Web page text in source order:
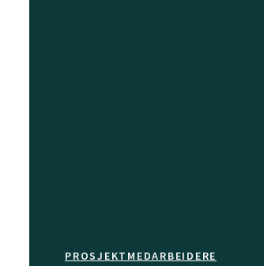
PROSJEKTMEDARBEIDERE